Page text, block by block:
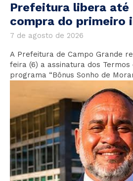
Prefeitura libera até
compra do primeiro
7 de agosto de 2026
A Prefeitura de Campo Grande
feira (6) a assinatura dos Termos
programa “Bônus Sonho de